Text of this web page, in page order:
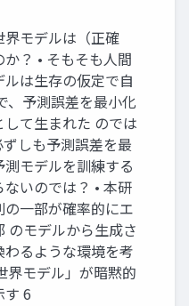
モデルは（正確
？ • そもそも人間
は生存の仮定で自
、予測誤差を最小化
て生まれた のでは
しも予測誤差を最
モデルを訓練する
いのでは？ • 本研
一部が確率的にエ
のモデルから生成さ
るような環境を考
界モデル」が暗黙的
す 6